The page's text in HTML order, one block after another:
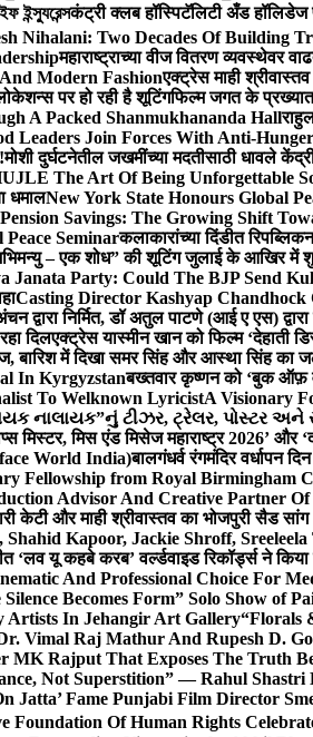
ইন্স্যুরেন্সकंट्री क्लब हॉस्पिटॅलिटी अँड हॉलिडेज
Nihalani: Two Decades Of Building
महाराष्ट्राच्या वीज वितरण व्यवस्थेवर
Modern Fashionएक्ट्रेस माही
पर हो रही है शूटिंगफिल्म जगत के
A Packed Shanmukhananda Hall
Leaders Join Forces With Anti-
मोशी दुर्घटनेतील जखमींच्या मदतीसाठी धावले
The Art Of Being Unforgettable
धमालNew York State Honours Global
Savings: The Growing Shift
Seminarकलाकारांच्या दिंडीत रिपब्लिकन
– एक शोध” की शूटिंग जुलाई के आखिर में
Janata Party: Could The BJP Send
Casting Director Kashyap Chandhock
द्वारा निर्मित, डॉ अतुल पाटणे (आई ए एस)
दिलएक्ट्रेस यास्मीन खान को फिल्म ‘देहाती
बारिश में दिखा समर सिंह और आस्था सिंह का
In Kyrgyzstanबख्तवार कृष्णन को ‘बुक ऑफ़
To Welknown LyricistA Visionary
નાલાયક”નું ટીઝર, ટ્રેલર, પોસ્ટર
मिस्टर, मिस एंड मिसेज महाराष्ट्र 2026’ और
World India)बालगंधर्व रंगमंदिर वर्धापन
Fellowship from Royal Birmingham
Advisor And Creative Partner Of
केटी और माही श्रीवास्तव का भोजपुरी सैड सांग
Kapoor, Jackie Shroff,
‘लव यू कहबे करब’ वर्ल्डवाइड रिकॉर्ड्स ने किया
And Professional Choice For
Becomes Form” Solo Show of
Artists In Jehangir Art Gallery“Florals
Vimal Raj Mathur And Rupesh D.
MK Rajput That Exposes The Truth
Not Superstition” — Rahul Shastri
Jatta’ Fame Punjabi Film Director
Foundation Of Human Rights